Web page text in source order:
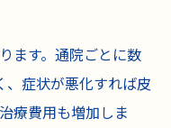
ます。通院ごとに数
症状が悪化すれば皮
療費用も増加しま